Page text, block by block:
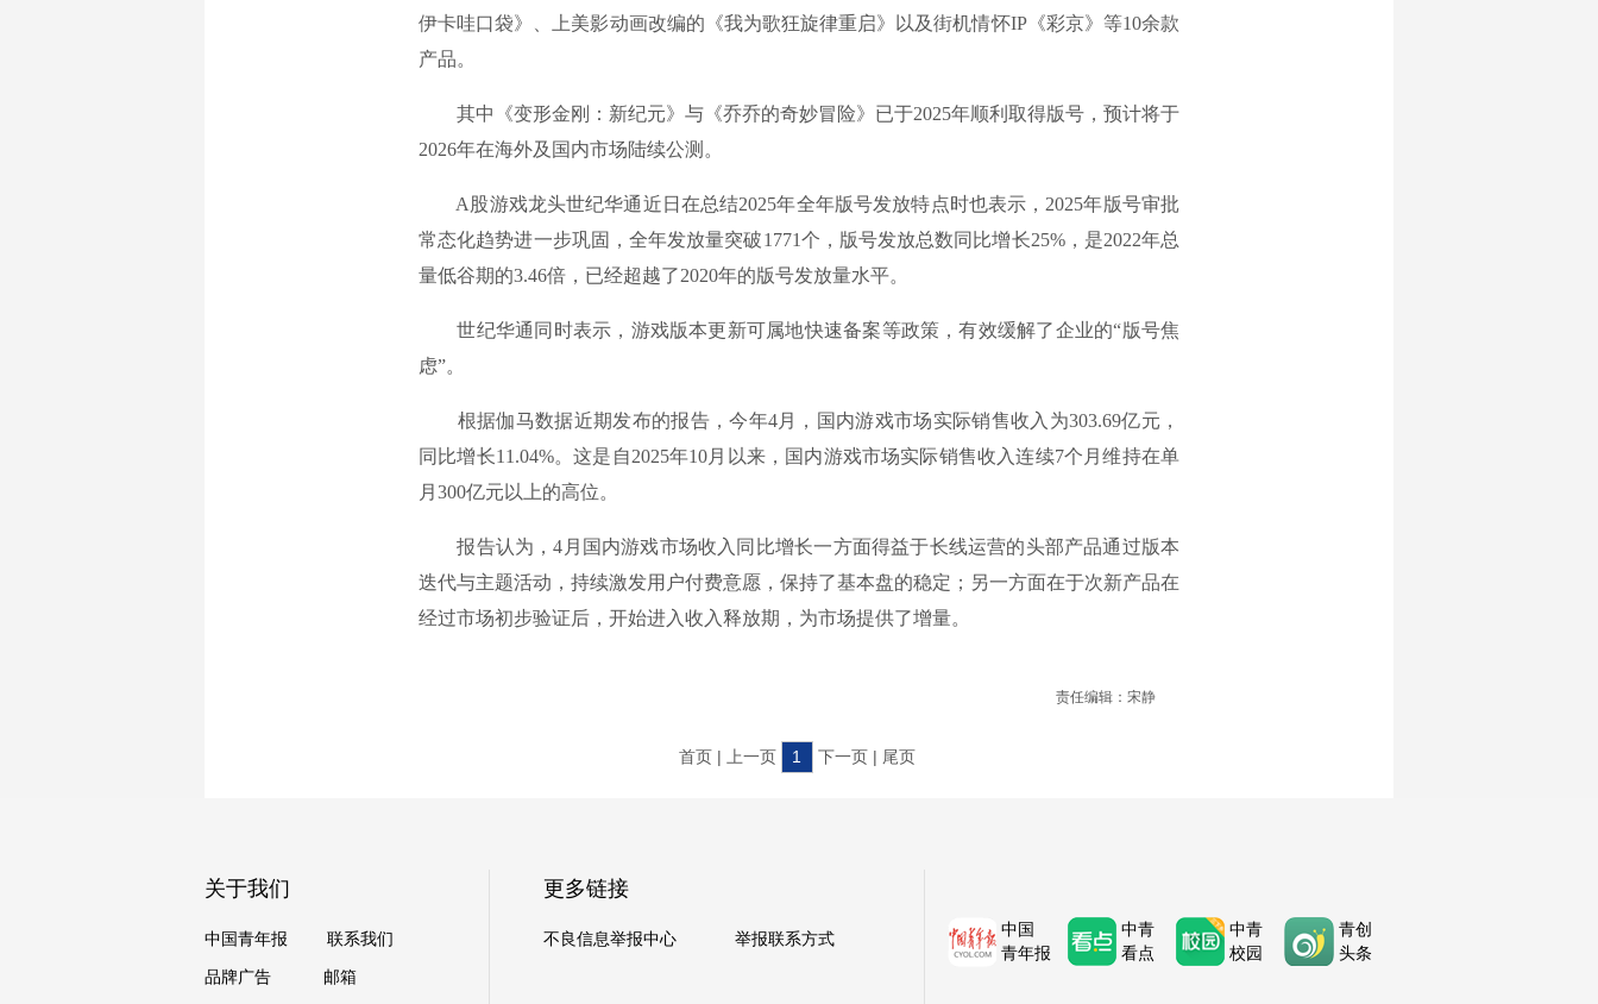
伊卡哇口袋》、上美影动画改编的《我为歌狂旋律重启》以及街机情怀IP《彩京》等10余款
产品。
其中《变形金刚：新纪元》与《乔乔的奇妙冒险》已于2025年顺利取得版号，预计将于
2026年在海外及国内市场陆续公测。
A股游戏龙头世纪华通近日在总结2025年全年版号发放特点时也表示，2025年版号审批
常态化趋势进一步巩固，全年发放量突破1771个，版号发放总数同比增长25%，是2022年总
量低谷期的3.46倍，已经超越了2020年的版号发放量水平。
世纪华通同时表示，游戏版本更新可属地快速备案等政策，有效缓解了企业的“版号焦
虑”。
根据伽马数据近期发布的报告，今年4月，国内游戏市场实际销售收入为303.69亿元，
同比增长11.04%。这是自2025年10月以来，国内游戏市场实际销售收入连续7个月维持在单
月300亿元以上的高位。
报告认为，4月国内游戏市场收入同比增长一方面得益于长线运营的头部产品通过版本
迭代与主题活动，持续激发用户付费意愿，保持了基本盘的稳定；另一方面在于次新产品在
经过市场初步验证后，开始进入收入释放期，为市场提供了增量。
责任编辑：宋静
首页 | 上一页 1 下一页 | 尾页
关于我们
中国青年报
联系我们
品牌广告
邮箱
更多链接
不良信息举报中心 举报联系方式
中国
青年报
中青
看点
中青
校园
青创
头条